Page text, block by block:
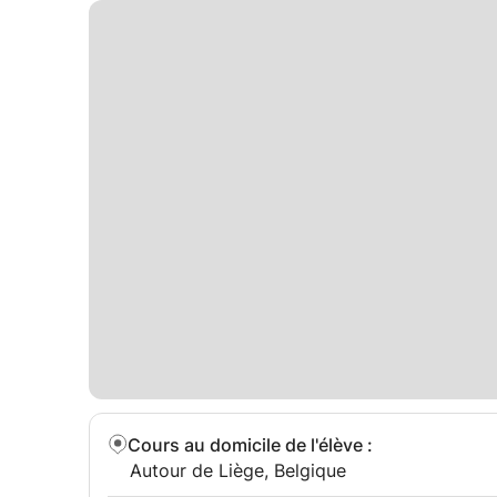
Cours au domicile de l'élève :
Autour de Liège, Belgique